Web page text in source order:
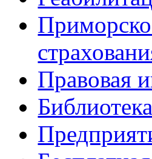
Правовая
Библиотека